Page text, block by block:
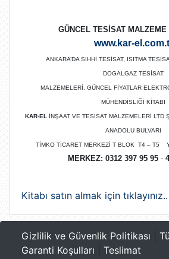
GÜNCEL TESİSAT MALZEME
www.kar-
ANKARA’DA SIHHİ TESİSAT, ISITMA
DOGALGAZ TESİSAT
MALZEMELERİ, GÜNCEL FİYATLAR
MÜHENDİSLİĞİ KİTABI
KAR-EL İNŞAAT VE TESİSAT MALZEMELERİ LTD
ANADOLU BULVARI
TİMKO TİCARET MERKEZİ T BLOK T4 – T5
MERKEZ: 0312 397 95 95-
Kitabı satın almak için tıklayınız..
Gizlilik ve Güvenlik Politikası
Garanti Koşulları
Teslimat